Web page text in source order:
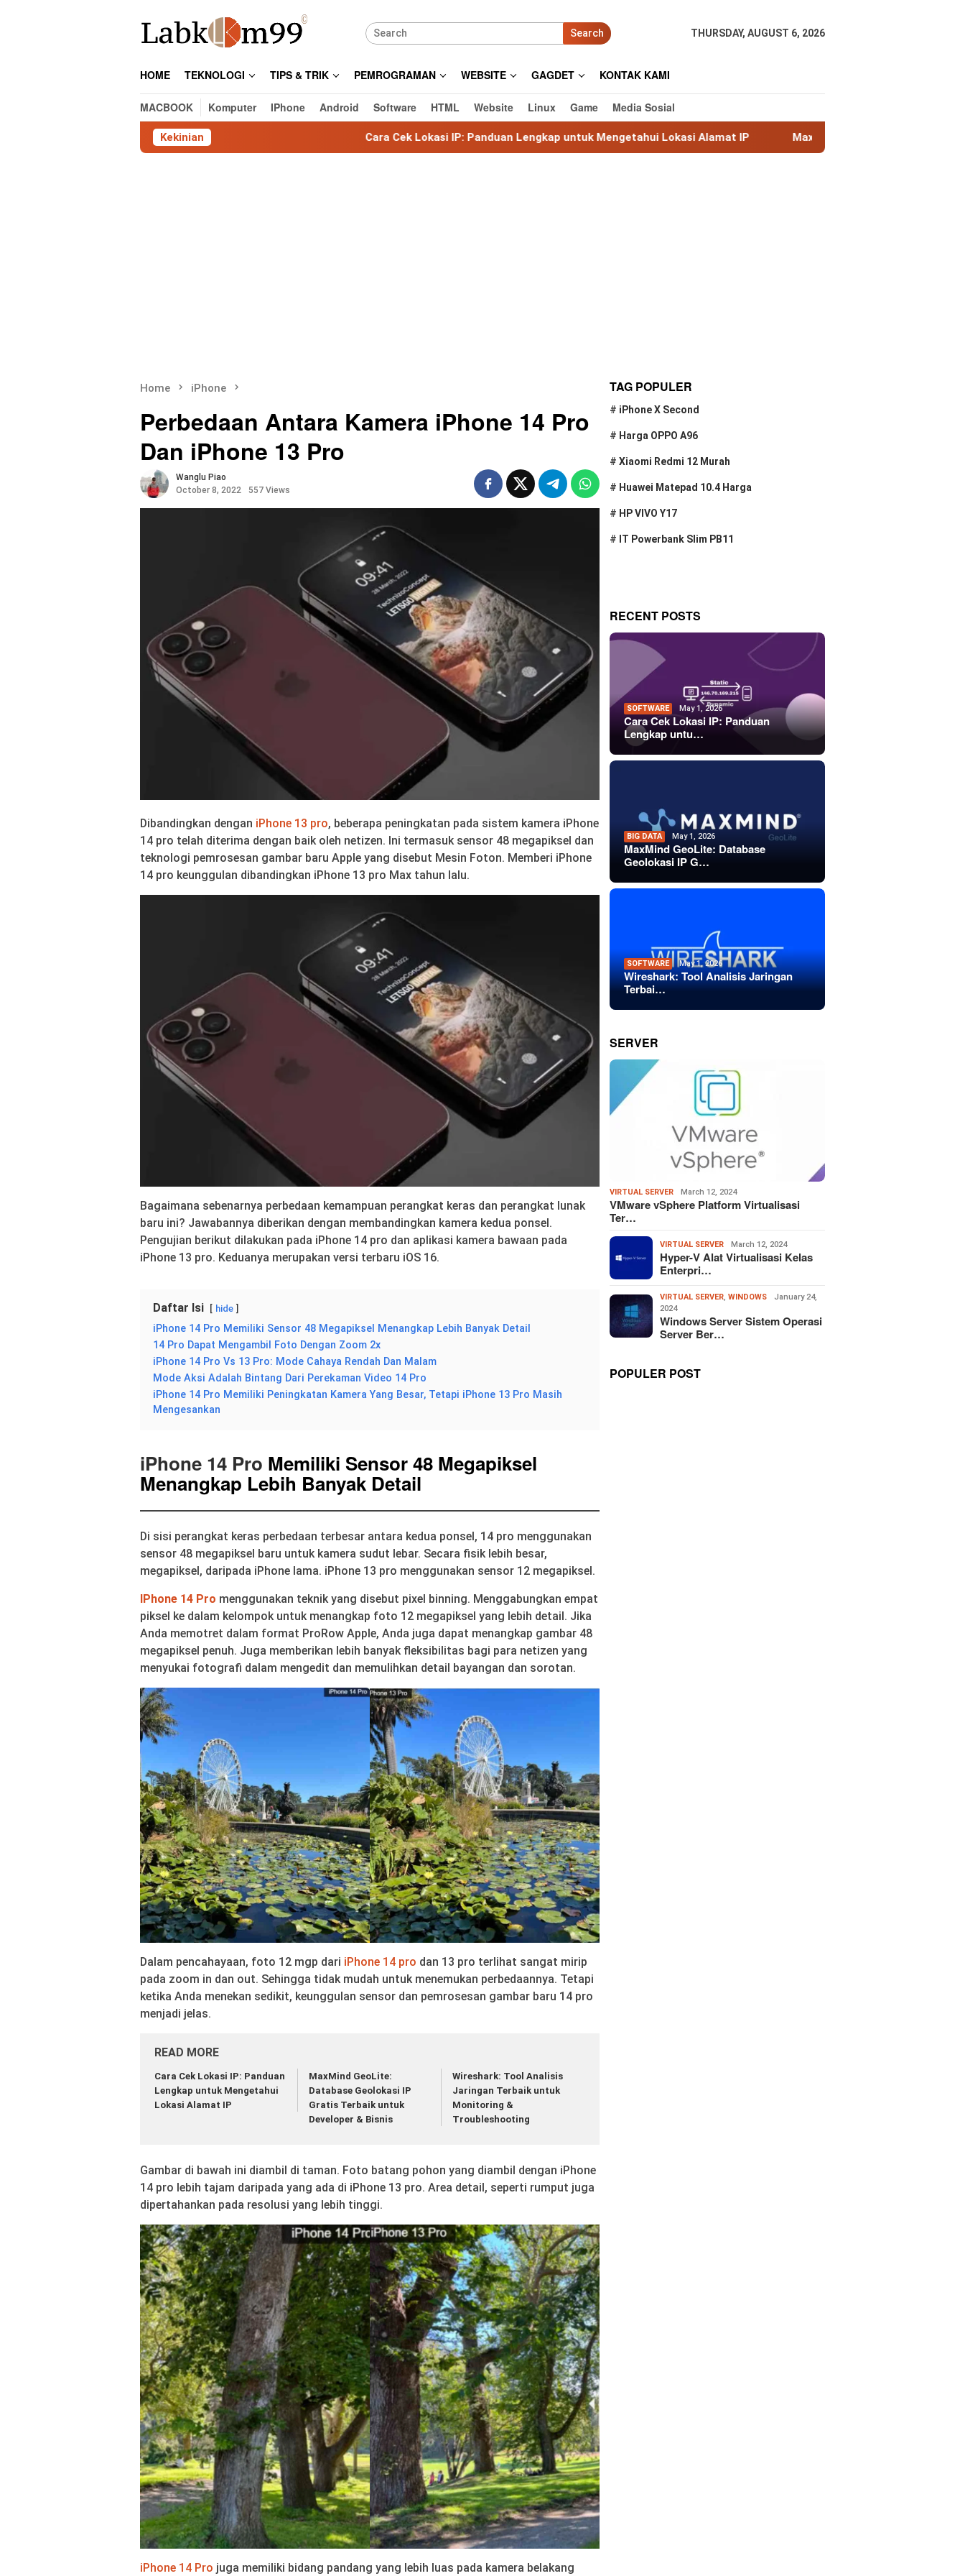
Search THURSDAY, AUGUST 6, 2026
HOME TEKNOLOGI TIPS & TRIK PEMROGRAMAN WEBSITE GAGDET KONTAK KAMI
MACBOOK Komputer IPhone Android Software HTML Website Linux Game Media Sosial
Kekinian Cara Cek Lokasi IP: Panduan Lengkap untuk Mengetahui Lokasi Alamat IP MaxMind GeoLite: Database Geolokasi IP Gratis
Home iPhone
Perbedaan Antara Kamera iPhone 14 Pro
Dan iPhone 13 Pro
Wanglu Piao
October 8, 2022
557 Views
Dibandingkan dengan iPhone 13 pro, beberapa peningkatan pada sistem kamera iPhone
14 pro telah diterima dengan baik oleh netizen. Ini termasuk sensor 48 megapiksel dan
teknologi pemrosesan gambar baru Apple yang disebut Mesin Foton. Memberi iPhone
14 pro keunggulan dibandingkan iPhone 13 pro Max tahun lalu.
Bagaimana sebenarnya perbedaan kemampuan perangkat keras dan perangkat lunak
baru ini? Jawabannya diberikan dengan membandingkan kamera kedua ponsel.
Pengujian berikut dilakukan pada iPhone 14 pro dan aplikasi kamera bawaan pada
iPhone 13 pro. Keduanya merupakan versi terbaru iOS 16.
Daftar Isi hide
iPhone 14 Pro Memiliki Sensor 48 Megapiksel Menangkap Lebih Banyak Detail
14 Pro Dapat Mengambil Foto Dengan Zoom 2x
iPhone 14 Pro Vs 13 Pro: Mode Cahaya Rendah Dan Malam
Mode Aksi Adalah Bintang Dari Perekaman Video 14 Pro
iPhone 14 Pro Memiliki Peningkatan Kamera Yang Besar, Tetapi iPhone 13 Pro Masih
Mengesankan
iPhone 14 Pro Memiliki Sensor 48 Megapiksel
Menangkap Lebih Banyak Detail
Di sisi perangkat keras perbedaan terbesar antara kedua ponsel, 14 pro menggunakan
sensor 48 megapiksel baru untuk kamera sudut lebar. Secara fisik lebih besar,
megapiksel, daripada iPhone lama. iPhone 13 pro menggunakan sensor 12 megapiksel.
IPhone 14 Pro menggunakan teknik yang disebut pixel binning. Menggabungkan empat
piksel ke dalam kelompok untuk menangkap foto 12 megapiksel yang lebih detail. Jika
Anda memotret dalam format ProRow Apple, Anda juga dapat menangkap gambar 48
megapiksel penuh. Juga memberikan lebih banyak fleksibilitas bagi para netizen yang
menyukai fotografi dalam mengedit dan memulihkan detail bayangan dan sorotan.
Dalam pencahayaan, foto 12 mgp dari iPhone 14 pro dan 13 pro terlihat sangat mirip
pada zoom in dan out. Sehingga tidak mudah untuk menemukan perbedaannya. Tetapi
ketika Anda menekan sedikit, keunggulan sensor dan pemrosesan gambar baru 14 pro
menjadi jelas.
READ MORE
Cara Cek Lokasi IP: Panduan
Lengkap untuk Mengetahui
Lokasi Alamat IP
MaxMind GeoLite:
Database Geolokasi IP
Gratis Terbaik untuk
Developer & Bisnis
Wireshark: Tool Analisis
Jaringan Terbaik untuk
Monitoring &
Troubleshooting
Gambar di bawah ini diambil di taman. Foto batang pohon yang diambil dengan iPhone
14 pro lebih tajam daripada yang ada di iPhone 13 pro. Area detail, seperti rumput juga
dipertahankan pada resolusi yang lebih tinggi.
iPhone 14 Pro juga memiliki bidang pandang yang lebih luas pada kamera belakang
TAG POPULER
# iPhone X Second
# Harga OPPO A96
#Xiaomi Redmi 12 Murah
# Huawei Matepad 10.4 Harga
# HP VIVO Y17
# IT Powerbank Slim PB11
RECENT POSTS
SOFTWARE May 1, 2026
Cara Cek Lokasi IP: Panduan
Lengkap untu…
BIG DATA May 1, 2026
MaxMind GeoLite: Database
Geolokasi IP G…
SOFTWARE May 1, 2026
Wireshark: Tool Analisis Jaringan
Terbai…
SERVER
VIRTUAL SERVER March 12, 2024
VMware vSphere Platform Virtualisasi
Ter…
VIRTUAL SERVER March 12, 2024
Hyper-V Alat Virtualisasi Kelas
Enterpri…
VIRTUAL SERVER,WINDOWS
January 24,
2024
Windows Server Sistem Operasi
Server Ber…
POPULER POST